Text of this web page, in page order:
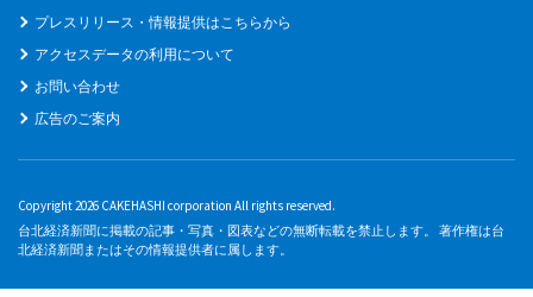
プレスリリース・情報提供はこちらから
アクセスデータの利用について
お問い合わせ
広告のご案内
Copyright 2026 CAKEHASHI corporation All rights reserved.
台北経済新聞に掲載の記事・写真・図表などの無断転載を禁止します。 著作権は台
北経済新聞またはその情報提供者に属します。